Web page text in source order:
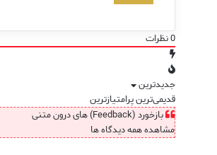
0نظرات
جدیدترین
قدیمی‌ترینپرامتیازترین
بازخورد (Feedback) های درون متنی
مشاهده همه دیدگاه ها